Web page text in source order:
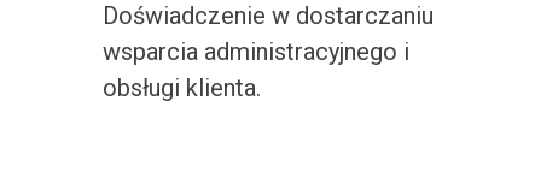
Doświadczenie w dostarczaniu
wsparcia administracyjnego i
obsługi klienta.